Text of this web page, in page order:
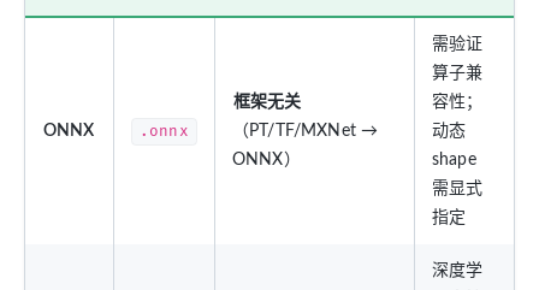
ONNX .onnx
框架无关
（PT/TF/MXNet →
ONNX）
需验证
算子兼
容性；
动态
shape
需显式
指定
深度学